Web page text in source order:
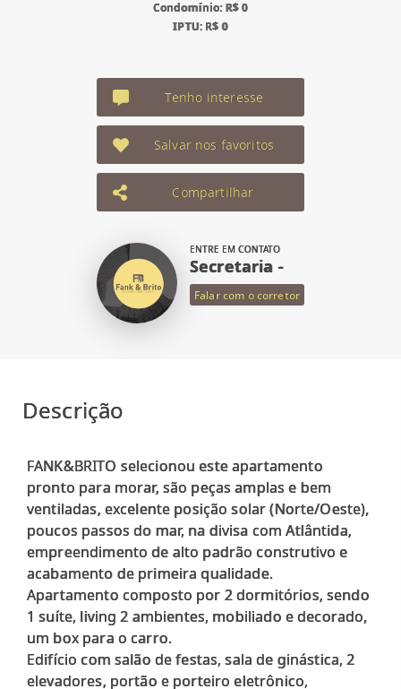
Condomínio: R$ 0
IPTU: R$ 0
Tenho interesse
Salvar nos favoritos
Compartilhar
ENTRE EM CONTATO
Secretaria -
Falar com o corretor
Descrição
FANK&BRITO selecionou este apartamento
pronto para morar, são peças amplas e bem
ventiladas, excelente posição solar (Norte/Oeste),
poucos passos do mar, na divisa com Atlântida,
empreendimento de alto padrão construtivo e
acabamento de primeira qualidade.
Apartamento composto por 2 dormitórios, sendo
1 suíte, living 2 ambientes, mobiliado e decorado,
um box para o carro.
Edifício com salão de festas, sala de ginástica, 2
elevadores, portão e porteiro eletrônico,